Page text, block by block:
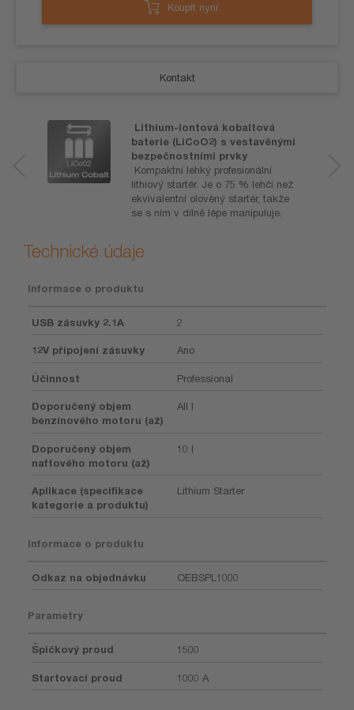
Koupit nyní
Kontakt
Lithium-iontová kobaltová
baterie (LiCoO2) s vestavěnými
bezpečnostními prvky
Kompaktní lehký profesionální
lithiový startér. Je o 75 % lehčí než
ekvivalentní olověný startér, takže
se s ním v dílně lépe manipuluje.
Technické údaje
Informace o produktu
USB zásuvky 2.1A 2
12V připojení zásuvky Ano
Účinnost Professional
Doporučený objem
benzínového motoru (až)
All l
Doporučený objem
naftového motoru (až)
10 l
Aplikace (specifikace
kategorie a produktu)
Lithium Starter
Informace o produktu
Odkaz na objednávku OEBSPL1000
Parametry
Špičkový proud 1500
Startovací proud 1000 A